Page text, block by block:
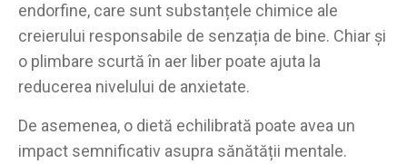
endorfine, care sunt substanțele chimice ale
creierului responsabile de senzația de bine. Chiar și
o plimbare scurtă în aer liber poate ajuta la
reducerea nivelului de anxietate.
De asemenea, o dietă echilibrată poate avea un
impact semnificativ asupra sănătății mentale.